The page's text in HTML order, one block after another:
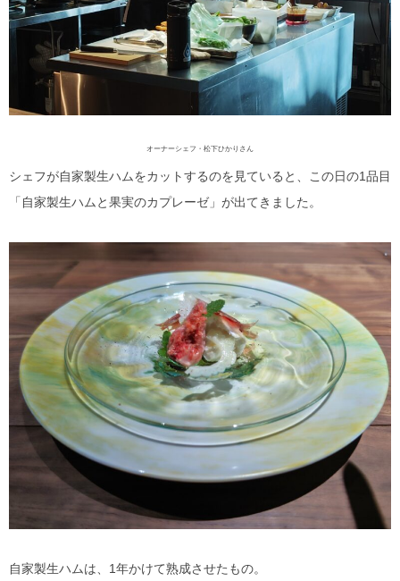
オーナーシェフ・松下ひかりさん
シェフが自家製生ハムをカットするのを見ていると、この日の1品目
「自家製生ハムと果実のカプレーゼ」が出てきました。
自家製生ハムは、1年かけて熟成させたもの。